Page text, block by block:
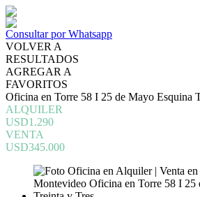
Consultar por Whatsapp
VOLVER A
RESULTADOS
AGREGAR A
FAVORITOS
Oficina en Torre 58 I 25 de Mayo Esquina
ALQUILER
USD1.290
VENTA
USD345.000